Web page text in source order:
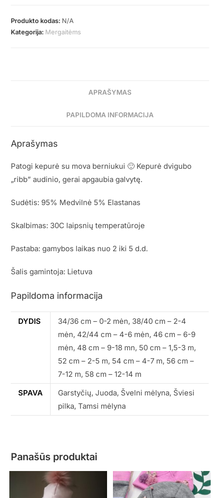
Produkto kodas: N/A
Kategorija: Mergaitėms
APRAŠYMAS
PAPILDOMA INFORMACIJA
Aprašymas
Patogi kepurė su mova berniukui 🙂 Kepurė dvigubo
„ribb” audinio, gerai apgaubia galvytę.
Sudėtis: 95% Medvilnė 5% Elastanas
Skalbimas: 30C laipsnių temperatūroje
Pastaba: gamybos laikas nuo 2 iki 5 d.d.
Šalis gamintoja: Lietuva
Papildoma informacija
DYDIS
34/36 cm – 0-2 mėn, 38/40 cm – 2-4
mėn, 42/44 cm – 4-6 mėn, 46 cm – 6-9
mėn, 48 cm – 9-18 mn, 50 cm – 1,5-3 m,
52 cm – 2-5 m, 54 cm – 4-7 m, 56 cm –
7-12 m, 58 cm – 12-14 m
SPAVA
Garstyčių, Juoda, Švelni mėlyna, Šviesi
pilka, Tamsi mėlyna
Panašūs produktai